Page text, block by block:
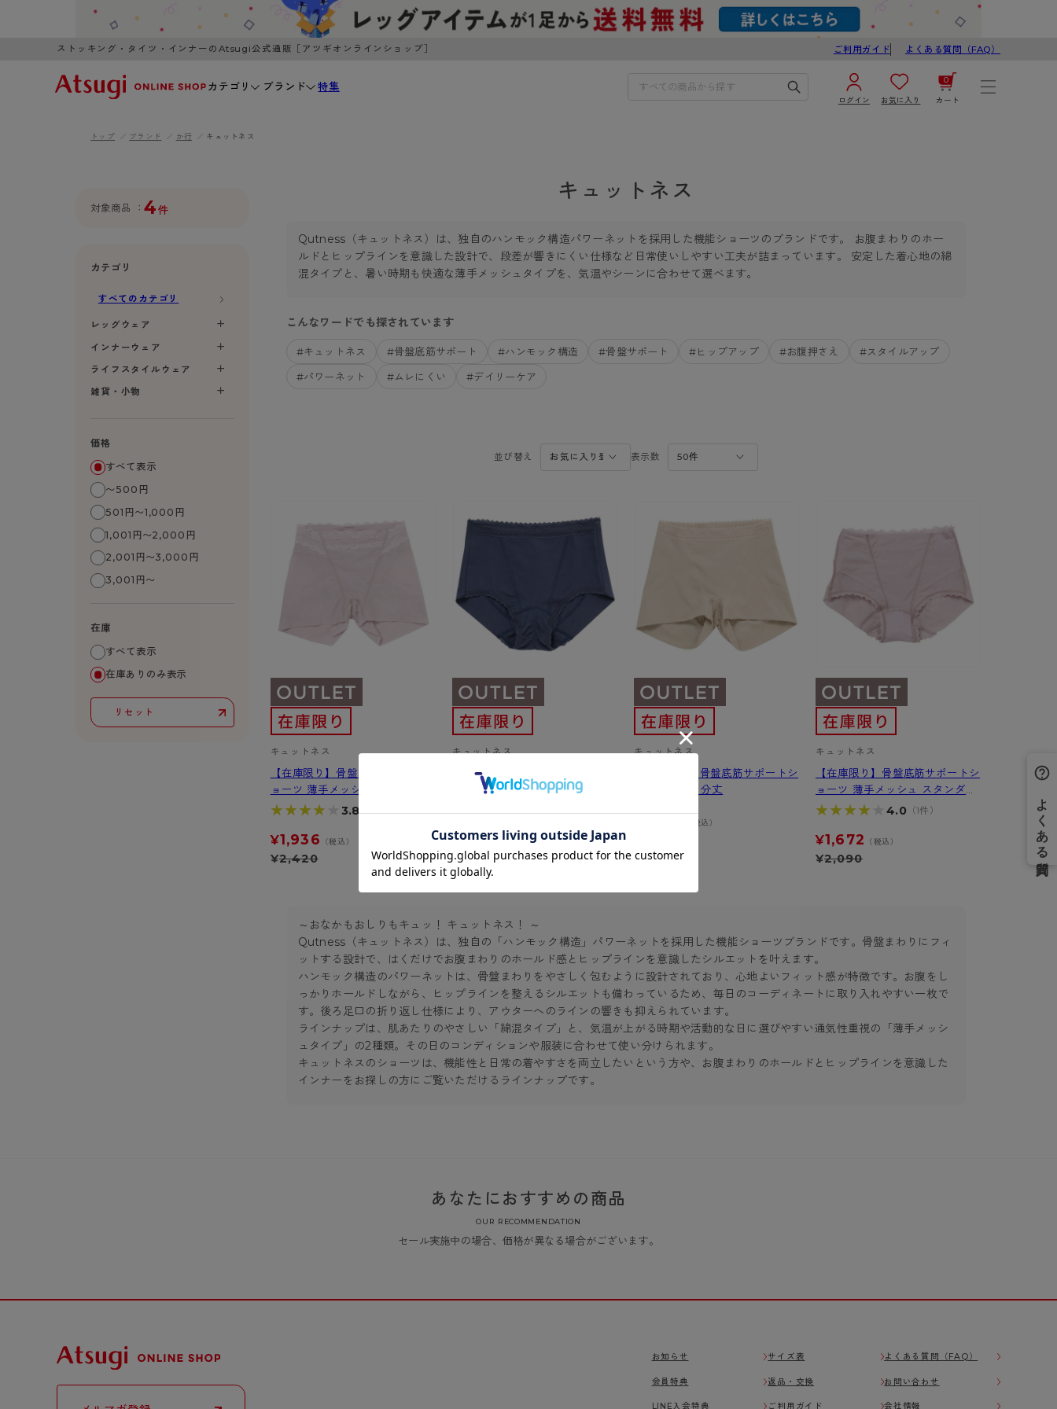
ストッキング・タイツ・インナーのAtsugi公式通販［アツギオンラインショップ］ ご利用ガイド よくある質問（FAQ）
カテゴリ
WOMEN MEN
カテゴリから探す
ストッキング
- ショート丈ストッキング
- 着圧ストッキング
- パンティ部レスストッキング
タイツ
- 柄タイツ
- ひざ下丈タイツ
- 着圧タイツ
ソックス・靴下
レギンス・スパッツ
インナーウェア
ブラジャー
ショーツ
- レギュラーショーツ
ライフスタイルウェア
- スポーツブラ
- スポーツトップス
レッグウエア
ソックス・靴下
スニーカー丈・くるぶし丈ソックス
ハイソックス
トランクス
Tバック・ビキニ
トップス
ルームウェア・パジャマ
レッグウエア
タイツ
クルー・レギュラー丈ソックス
スニーカー丈・くるぶし丈ソックス
ハイソックス
ワイヤーブラ
レギュラーショーツ
サニタリーショーツ
ボクサー
ブランド
アスティーグ
hotto comfort Atsugi COLORS BT
特集
ログイン お気に入り カート
0
3,980円以上のご購入で送料無料
WOMEN
レッグウェア
ストッキング
- 無地ストッキング
- 柄ストッキング
- ショート丈ストッキング
- 無地タイツ
- 柄タイツ
- ひざ下丈タイツ
- 着圧タイツ
ソックス・靴下
レギンス・スパッツ
インナーウェア
ブラジャー
- ノンワイヤーブラ
- ワイヤーブラ
- レギュラーショーツ
- サニタリーショーツ
- ガードル・補正ショーツ
- 長袖（七分袖以上）
- タンクトップ
- カップ付きインナー
ライフスタイルウェア
ボトムス
トップス
アクティブ・スポーツ
- スポーツブラ
- スポーツトップス
- スポーツボトムス
雑貨・小物
レッグウエア
ソックス・靴下
スニーカー丈・くるぶし丈ソックス
ハイソックス
インナーウエア
ボクサー
トランクス
Tバック・ビキニ
肌着・インナー
ボトムス
トップス
ルームウェア・パジャマ
レッグウエア
タイツ
クルー・レギュラー丈ソックス
スニーカー丈・くるぶし丈ソックス
ハイソックス
スクールソックス
インナーウエア
ノンワイヤーブラ
ワイヤーブラ
スポーツブラ
ショーツ
レギュラーショーツ
サニタリーショーツ
ボクサー
ブランドから探す
アスティーグ
クリアビューティアクティブ
CLINICAL
商品選びのお手伝い
私に似合う、ストッキング選び
サイズ表
お支払い方法について
配送方法について
返品・交換について
お問い合わせについて
トップ ブランド か行 キュットネス
対象商品 4件
カテゴリ
すべてのカテゴリ
レッグウェア
インナーウェア
ライフスタイルウェア
雑貨・小物
価格
すべて表示
〜500円
501円〜1,000円
1,001円〜2,000円
2,001円〜3,000円
3,001円〜
在庫
すべて表示
在庫ありのみ表示
リセット
キュットネス
Qutness（キュットネス）は、独自のハンモック構造パワーネットを採用した機能ショーツのブランドです。 お腹まわりのホー
ルドとヒップラインを意識した設計で、段差が響きにくい仕様など日常使いしやすい工夫が詰まっています。 安定した着心地の綿
混タイプと、暑い時期も快適な薄手メッシュタイプを、気温やシーンに合わせて選べます。
こんなワードでも探されています
#キュットネス #骨盤底筋サポート #ハンモック構造 #骨盤サポート #ヒップアップ #お腹押さえ
#スタイルアップ
#パワーネット
#ムレにくい #デイリーケア
並び替え 表示数
キュットネス
【在庫限り】骨盤底筋サポートシ
ョーツ 薄手メッシュ 1分丈
★★★★★
★★★★★ 3.8
¥1,936 （税込）
¥2,420
キュットネス
【在庫限り】骨盤底筋サポートシ
ョーツ 綿混 スタンダード丈
★★★★★
★★★★★2.5
¥1,672 （税込）
¥2,090
キュットネス
【在庫限り】骨盤底筋サポートシ
ョーツ 綿混 1分丈
（税込）
キュットネス
【在庫限り】骨盤底筋サポートシ
ョーツ 薄手メッシュ スタンダー
ド丈
★★★★★
★★★★★ 4.0 （1件）
¥1,672 （税込）
¥2,090
～おなかもおしりもキュッ！ キュットネス！ ～
Qutness（キュットネス）は、独自の「ハンモック構造」パワーネットを採用した機能ショーツブランドです。骨盤まわりにフィ
ットする設計で、はくだけでお腹まわりのホールド感とヒップラインを意識したシルエットを叶えます。
ハンモック構造のパワーネットは、骨盤まわりをやさしく包むように設計されており、心地よいフィット感が特徴です。お腹をし
っかりホールドしながら、ヒップラインを整えるシルエットも備わっているため、毎日のコーディネートに取り入れやすい一枚で
す。後ろ足口の折り返し仕様により、アウターへのラインの響きも抑えられています。
ラインナップは、肌あたりのやさしい「綿混タイプ」と、気温が上がる時期や活動的な日に選びやすい通気性重視の「薄手メッシ
ュタイプ」の2種類。その日のコンディションや服装に合わせて使い分けられます。
キュットネスのショーツは、機能性と日常の着やすさを両立したいという方や、お腹まわりのホールドとヒップラインを意識した
インナーをお探しの方にご覧いただけるラインナップです。
あなたにおすすめの商品
OUR RECOMMENDATION
セール実施中の場合、価格が異なる場合がございます。
お知らせ
会員特典
LINE入会特典
サイズ表
返品・交換
ご利用ガイド
よくある質問（FAQ）
お問い合わせ
会社情報